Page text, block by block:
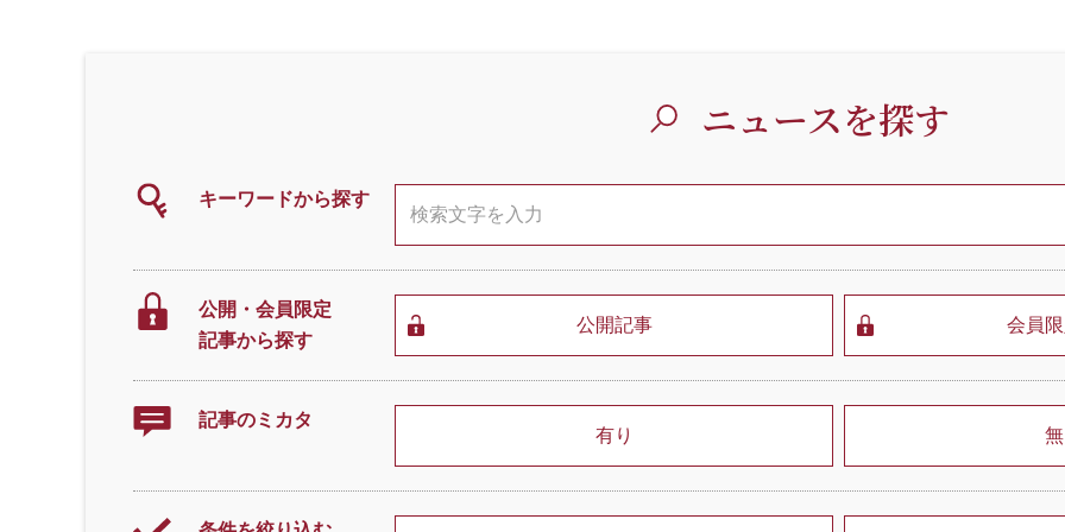
ニュースを探す
キーワードから探す
公開・会員限定
記事から探す
公開記事 会員
記事のミカタ
有り